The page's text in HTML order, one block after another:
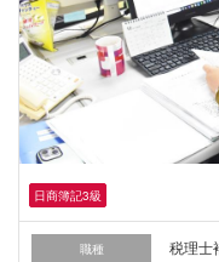
日商簿記3級
職種
税理